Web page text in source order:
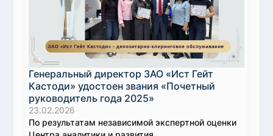
Генеральный директор ЗАО «Ист Гейт
Кастоди» удостоен звания «Почетный
руководитель года 2025»
23.02.2026
По результатам независимой экспертной оценки